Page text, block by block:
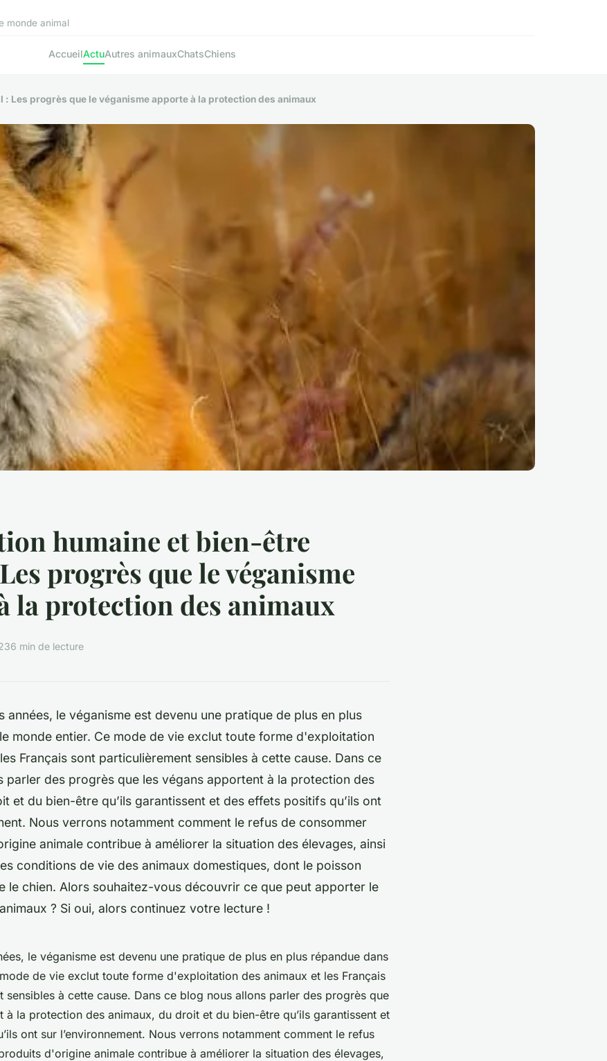
monde animal
AccueilActuAutres animauxChatsChiens
Les progrès que le véganisme apporte à la protection des animaux
humaine et bien-être
progrès que le véganisme
la protection des animaux
6 min de lecture
années, le véganisme est devenu une pratique de plus en plus
monde entier. Ce mode de vie exclut toute forme d'exploitation
Français sont particulièrement sensibles à cette cause. Dans ce
parler des progrès que les végans apportent à la protection des
et du bien-être qu’ils garantissent et des effets positifs qu’ils ont
Nous verrons notamment comment le refus de consommer
animale contribue à améliorer la situation des élevages, ainsi
conditions de vie des animaux domestiques, dont le poisson
le chien. Alors souhaitez-vous découvrir ce que peut apporter le
? Si oui, alors continuez votre lecture !
le véganisme est devenu une pratique de plus en plus répandue dans
de vie exclut toute forme d'exploitation des animaux et les Français
sensibles à cette cause. Dans ce blog nous allons parler des progrès que
à la protection des animaux, du droit et du bien-être qu’ils garantissent et
ont sur l’environnement. Nous verrons notamment comment le refus
d'origine animale contribue à améliorer la situation des élevages,